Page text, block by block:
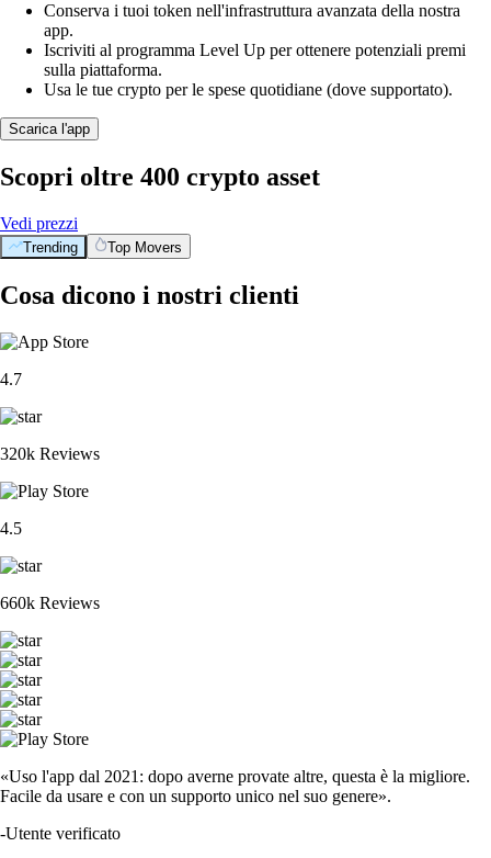
Conserva i tuoi token nell'infrastruttura avanzata della nostra
app.
Iscriviti al programma Level Up per ottenere potenziali premi
sulla piattaforma.
Usa le tue crypto per le spese quotidiane (dove supportato).
Scarica l'app
Scopri oltre 400 crypto asset
Vedi prezzi
Trending Top Movers
Cosa dicono i nostri clienti
4.7
320k Reviews
4.5
660k Reviews
«Uso l'app dal 2021: dopo averne provate altre, questa è la migliore.
Facile da usare e con un supporto unico nel suo genere».
-Utente verificato